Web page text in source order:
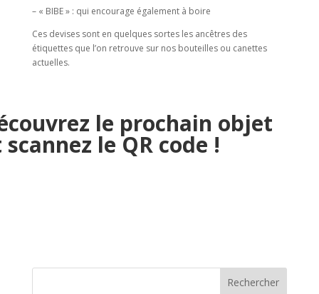
– « BIBE » : qui encourage également à boire
Ces devises sont en quelques sortes les ancêtres des
étiquettes que l’on retrouve sur nos bouteilles ou canettes
actuelles.
le prochain objet
le QR code !